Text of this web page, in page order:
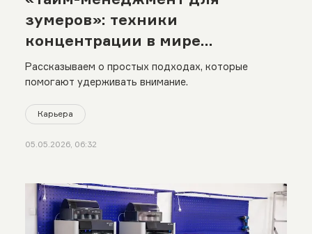
зумеров»: техники
концентрации в мире
бесконечных уведомлений
Рассказываем о простых подходах, которые
помогают удерживать внимание.
Карьера
05.05.2026, 06:32